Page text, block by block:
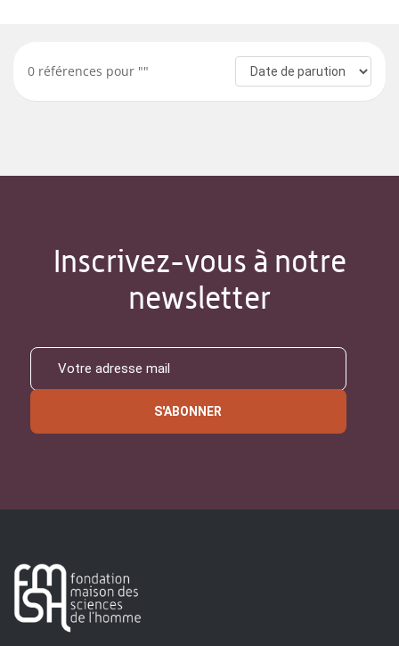
0 références pour ""
Inscrivez-vous à notre
newsletter
S'ABONNER